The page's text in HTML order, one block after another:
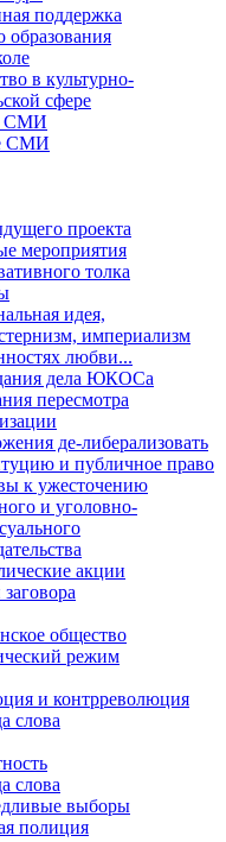
поддержка
образования
в культурно-
сфере
СМИ
СМИ
проекта
мероприятия
толка
идея,
империализм
любви...
дела ЮКОСа
пересмотра
де-либерализовать
и публичное право
к ужесточению
и уголовно-
акции
общество
режим
и контрреволюция
слова
слова
выборы
полиция